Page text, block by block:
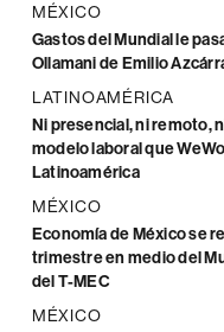
MÉXICO
Gastos del Mundial le
Ollamani de Emilio
LATINOAMÉRICA
Ni presencial, ni remoto,
modelo laboral que
Latinoamérica
MÉXICO
Economía de México se
trimestre en medio del
del T-MEC
MÉXICO